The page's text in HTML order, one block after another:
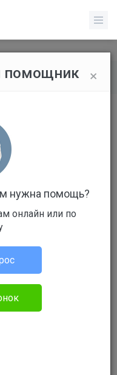
категории
поправками в
о правах
×
помощник
нужна помощь?
онлайн или по